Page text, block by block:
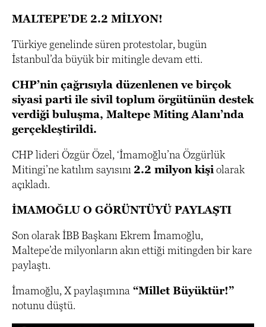
MALTEPE’DE 2.2 MİLYON!
Türkiye genelinde süren protestolar, bugün
İstanbul’da büyük bir mitingle devam etti.
CHP’nin çağrısıyla düzenlenen ve birçok
siyasi parti ile sivil toplum örgütünün destek
verdiği buluşma, Maltepe Miting Alanı’nda
gerçekleştirildi.
CHP lideri Özgür Özel, ‘İmamoğlu’na Özgürlük
Mitingi’ne katılım sayısını 2.2 milyon kişi olarak
açıkladı.
İMAMOĞLU O GÖRÜNTÜYÜ PAYLAŞTI
Son olarak İBB Başkanı Ekrem İmamoğlu,
Maltepe’de milyonların akın ettiği mitingden bir kare
paylaştı.
İmamoğlu, X paylaşımına “Millet Büyüktür!”
notunu düştü.